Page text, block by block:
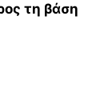
τη βάση